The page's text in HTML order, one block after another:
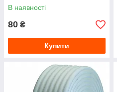
В наявності
80 ₴
Купити